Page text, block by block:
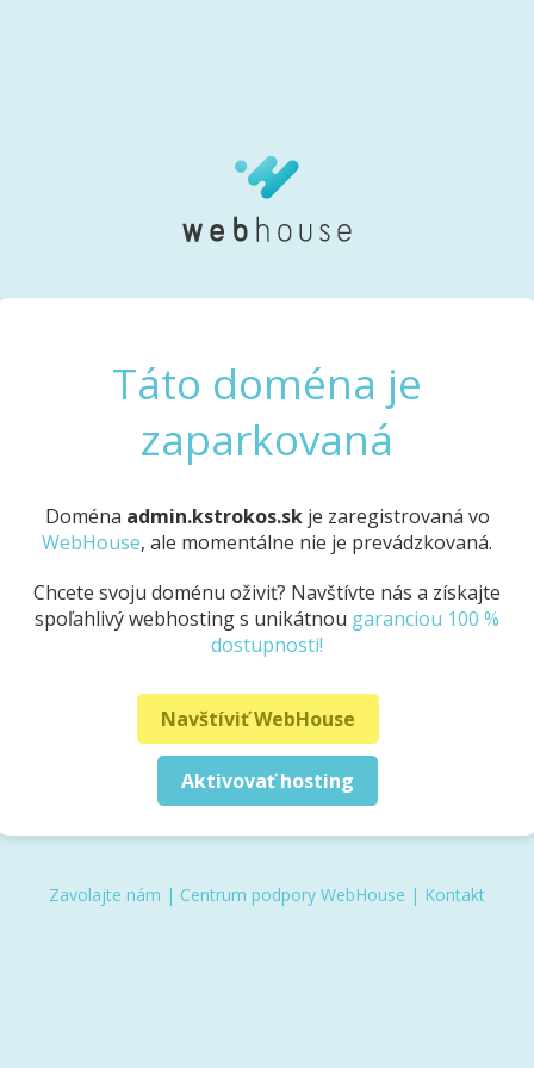
Táto doména je
zaparkovaná
Doména admin.kstrokos.skje zaregistrovaná vo
WebHouse, ale momentálne nie je prevádzkovaná.
Chcete svoju doménu oživiť? Navštívte nás a získajte
spoľahlivý webhosting s unikátnou garanciou 100 %
dostupnosti!
Navštíviť WebHouse
Aktivovať hosting
Zavolajte nám | Centrum podpory WebHouse | Kontakt